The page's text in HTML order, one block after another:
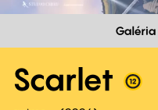
Scarlet